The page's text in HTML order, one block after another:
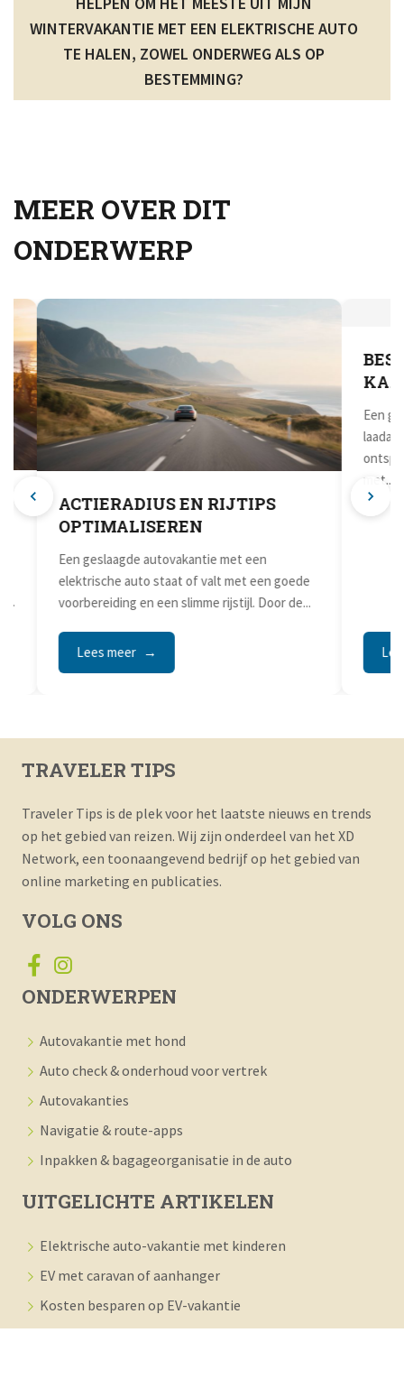
WINTERVAKANTIE MET EEN ELEKTRISCHE AUTO
TE HALEN, ZOWEL ONDERWEG ALS OP
BESTEMMING?
MEER OVER DIT
ONDERWERP
ACTIERADIUS EN RIJTIPS
OPTIMALISEREN
Een geslaagde autovakantie met een
elektrische auto staat of valt met een goede
voorbereiding en een slimme rijstijl. Door de...
Lees meer
TRAVELER TIPS
Traveler Tips is de plek voor het laatste nieuws en trends
op het gebied van reizen. Wij zijn onderdeel van het XD
Network, een toonaangevend bedrijf op het gebied van
online marketing en publicaties.
VOLG ONS
ONDERWERPEN
Autovakantie met hond
Auto check & onderhoud voor vertrek
Autovakanties
Navigatie & route-apps
Inpakken & bagageorganisatie in de auto
UITGELICHTE ARTIKELEN
Elektrische auto-vakantie met kinderen
EV met caravan of aanhanger
Kosten besparen op EV-vakantie
Beste laadapps en -kaarten